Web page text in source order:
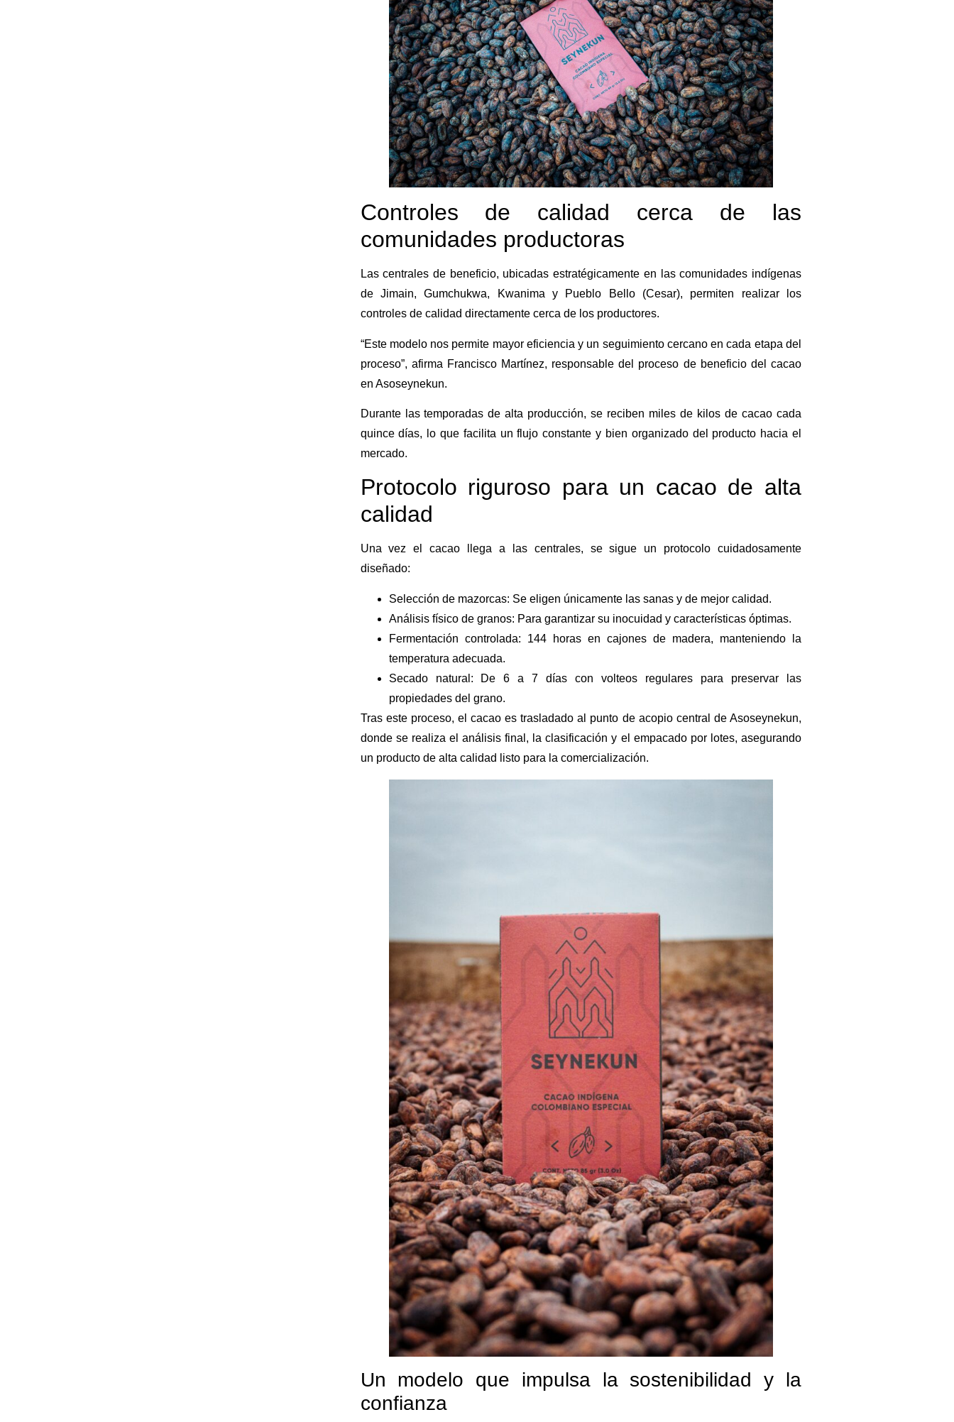
Controles de calidad cerca de las
comunidades productoras
Las centrales de beneficio, ubicadas estratégicamente en las comunidades indígenas
de Jimain, Gumchukwa, Kwanima y Pueblo Bello (Cesar), permiten realizar los
controles de calidad directamente cerca de los productores.
“Este modelo nos permite mayor eficiencia y un seguimiento cercano en cada etapa del
proceso”, afirma Francisco Martínez, responsable del proceso de beneficio del cacao
en Asoseynekun.
Durante las temporadas de alta producción, se reciben miles de kilos de cacao cada
quince días, lo que facilita un flujo constante y bien organizado del producto hacia el
mercado.
Protocolo riguroso para un cacao de alta
calidad
Una vez el cacao llega a las centrales, se sigue un protocolo cuidadosamente
diseñado:
Selección de mazorcas: Se eligen únicamente las sanas y de mejor calidad.
Análisis físico de granos: Para garantizar su inocuidad y características óptimas.
Fermentación controlada: 144 horas en cajones de madera, manteniendo la
temperatura adecuada.
Secado natural : De 6 a 7 días con volteos regulares para preservar las
propiedades del grano.
Tras este proceso, el cacao es trasladado al punto de acopio central de Asoseynekun,
donde se realiza el análisis final, la clasificación y el empacado por lotes, asegurando
un producto de alta calidad listo para la comercialización.
Un modelo que impulsa la sostenibilidad y la
confianza